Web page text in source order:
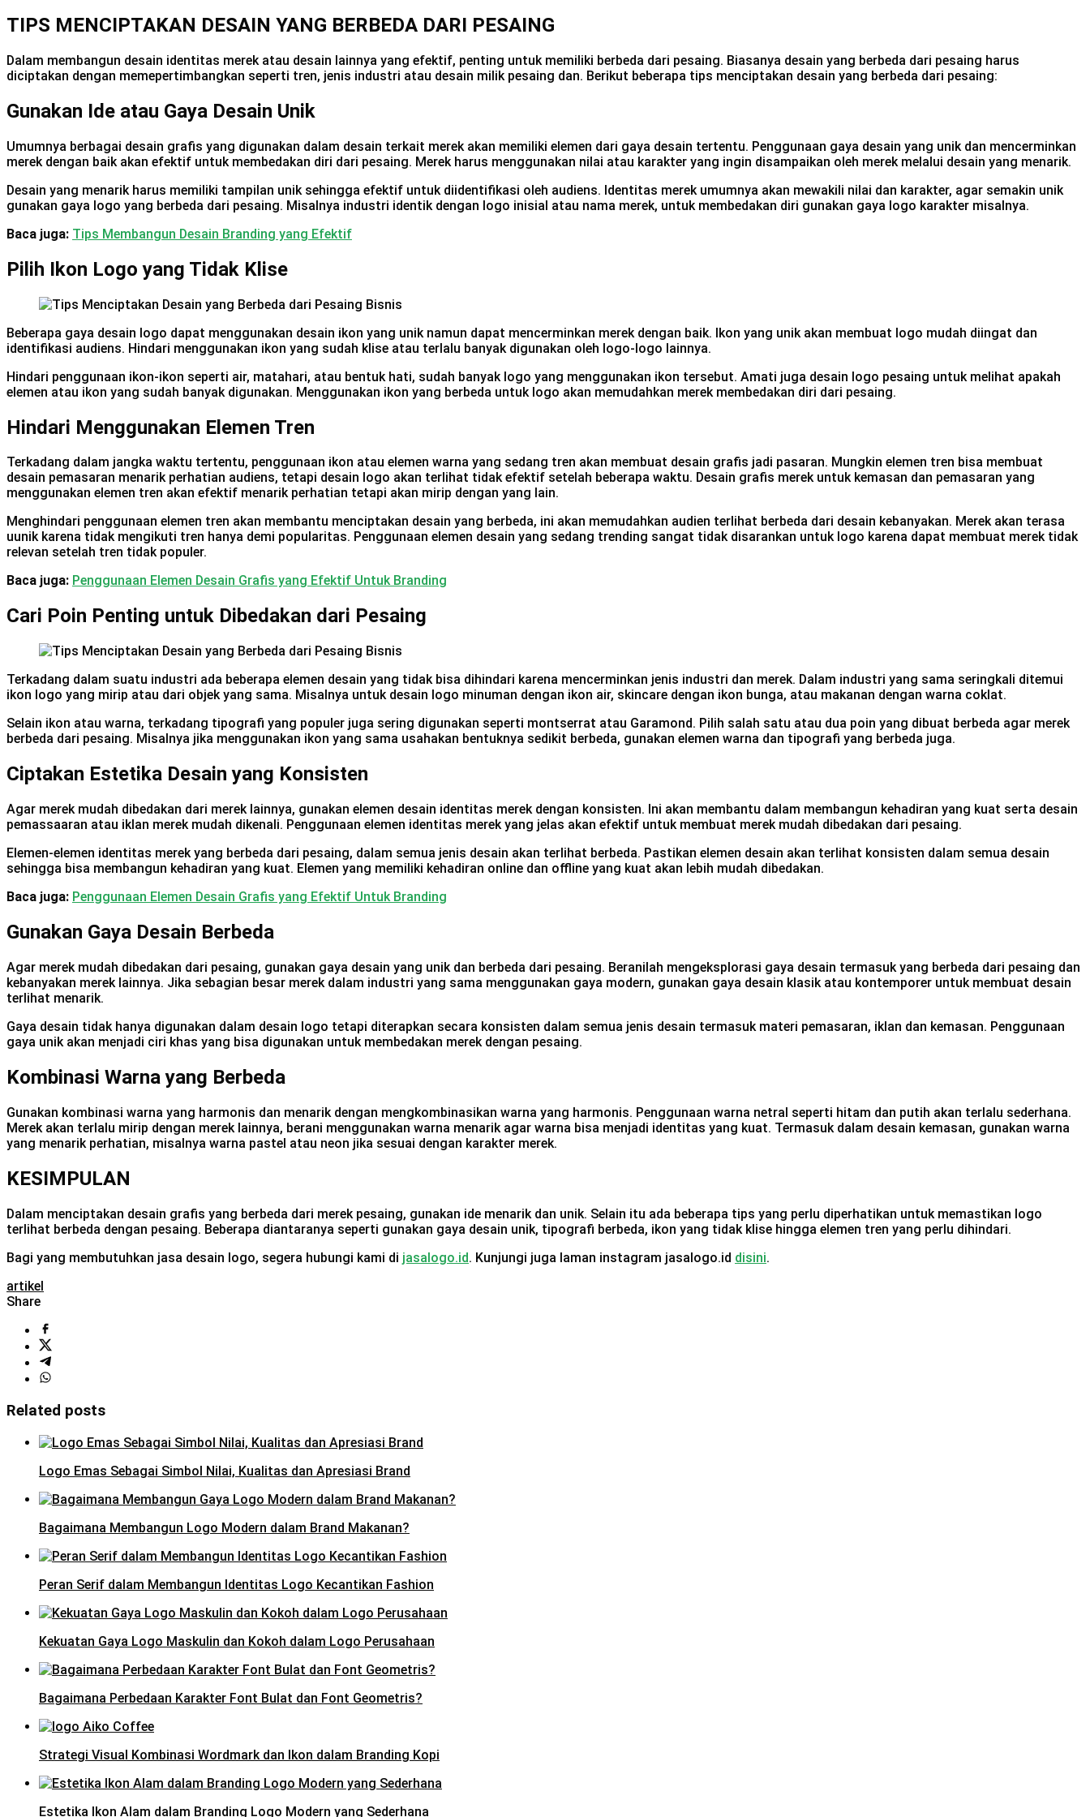
TIPS MENCIPTAKAN DESAIN YANG BERBEDA DARI PESAING
Dalam membangun desain identitas merek atau desain lainnya yang efektif, penting untuk memiliki berbeda dari pesaing. Biasanya desain yang berbeda dari pesaing harus
diciptakan dengan memepertimbangkan seperti tren, jenis industri atau desain milik pesaing dan. Berikut beberapa tips menciptakan desain yang berbeda dari pesaing:
Gunakan Ide atau Gaya Desain Unik
Umumnya berbagai desain grafis yang digunakan dalam desain terkait merek akan memiliki elemen dari gaya desain tertentu. Penggunaan gaya desain yang unik dan mencerminkan
merek dengan baik akan efektif untuk membedakan diri dari pesaing. Merek harus menggunakan nilai atau karakter yang ingin disampaikan oleh merek melalui desain yang menarik.
Desain yang menarik harus memiliki tampilan unik sehingga efektif untuk diidentifikasi oleh audiens. Identitas merek umumnya akan mewakili nilai dan karakter, agar semakin unik
gunakan gaya logo yang berbeda dari pesaing. Misalnya industri identik dengan logo inisial atau nama merek, untuk membedakan diri gunakan gaya logo karakter misalnya.
Baca juga: Tips Membangun Desain Branding yang Efektif
Pilih Ikon Logo yang Tidak Klise
Beberapa gaya desain logo dapat menggunakan desain ikon yang unik namun dapat mencerminkan merek dengan baik. Ikon yang unik akan membuat logo mudah diingat dan
identifikasi audiens. Hindari menggunakan ikon yang sudah klise atau terlalu banyak digunakan oleh logo-logo lainnya.
Hindari penggunaan ikon-ikon seperti air, matahari, atau bentuk hati, sudah banyak logo yang menggunakan ikon tersebut. Amati juga desain logo pesaing untuk melihat apakah
elemen atau ikon yang sudah banyak digunakan. Menggunakan ikon yang berbeda untuk logo akan memudahkan merek membedakan diri dari pesaing.
Hindari Menggunakan Elemen Tren
Terkadang dalam jangka waktu tertentu, penggunaan ikon atau elemen warna yang sedang tren akan membuat desain grafis jadi pasaran. Mungkin elemen tren bisa membuat
desain pemasaran menarik perhatian audiens, tetapi desain logo akan terlihat tidak efektif setelah beberapa waktu. Desain grafis merek untuk kemasan dan pemasaran yang
menggunakan elemen tren akan efektif menarik perhatian tetapi akan mirip dengan yang lain.
Menghindari penggunaan elemen tren akan membantu menciptakan desain yang berbeda, ini akan memudahkan audien terlihat berbeda dari desain kebanyakan. Merek akan terasa
uunik karena tidak mengikuti tren hanya demi popularitas. Penggunaan elemen desain yang sedang trending sangat tidak disarankan untuk logo karena dapat membuat merek tidak
relevan setelah tren tidak populer.
Baca juga: Penggunaan Elemen Desain Grafis yang Efektif Untuk Branding
Cari Poin Penting untuk Dibedakan dari Pesaing
Terkadang dalam suatu industri ada beberapa elemen desain yang tidak bisa dihindari karena mencerminkan jenis industri dan merek. Dalam industri yang sama seringkali ditemui
ikon logo yang mirip atau dari objek yang sama. Misalnya untuk desain logo minuman dengan ikon air, skincare dengan ikon bunga, atau makanan dengan warna coklat.
Selain ikon atau warna, terkadang tipografi yang populer juga sering digunakan seperti montserrat atau Garamond. Pilih salah satu atau dua poin yang dibuat berbeda agar merek
berbeda dari pesaing. Misalnya jika menggunakan ikon yang sama usahakan bentuknya sedikit berbeda, gunakan elemen warna dan tipografi yang berbeda juga.
Ciptakan Estetika Desain yang Konsisten
Agar merek mudah dibedakan dari merek lainnya, gunakan elemen desain identitas merek dengan konsisten. Ini akan membantu dalam membangun kehadiran yang kuat serta desain
pemassaaran atau iklan merek mudah dikenali. Penggunaan elemen identitas merek yang jelas akan efektif untuk membuat merek mudah dibedakan dari pesaing.
Elemen-elemen identitas merek yang berbeda dari pesaing, dalam semua jenis desain akan terlihat berbeda. Pastikan elemen desain akan terlihat konsisten dalam semua desain
sehingga bisa membangun kehadiran yang kuat. Elemen yang memiliki kehadiran online dan offline yang kuat akan lebih mudah dibedakan.
Baca juga: Penggunaan Elemen Desain Grafis yang Efektif Untuk Branding
Gunakan Gaya Desain Berbeda
Agar merek mudah dibedakan dari pesaing, gunakan gaya desain yang unik dan berbeda dari pesaing. Beranilah mengeksplorasi gaya desain termasuk yang berbeda dari pesaing dan
kebanyakan merek lainnya. Jika sebagian besar merek dalam industri yang sama menggunakan gaya modern, gunakan gaya desain klasik atau kontemporer untuk membuat desain
terlihat menarik.
Gaya desain tidak hanya digunakan dalam desain logo tetapi diterapkan secara konsisten dalam semua jenis desain termasuk materi pemasaran, iklan dan kemasan. Penggunaan
gaya unik akan menjadi ciri khas yang bisa digunakan untuk membedakan merek dengan pesaing.
Kombinasi Warna yang Berbeda
Gunakan kombinasi warna yang harmonis dan menarik dengan mengkombinasikan warna yang harmonis. Penggunaan warna netral seperti hitam dan putih akan terlalu sederhana.
Merek akan terlalu mirip dengan merek lainnya, berani menggunakan warna menarik agar warna bisa menjadi identitas yang kuat. Termasuk dalam desain kemasan, gunakan warna
yang menarik perhatian, misalnya warna pastel atau neon jika sesuai dengan karakter merek.
KESIMPULAN
Dalam menciptakan desain grafis yang berbeda dari merek pesaing, gunakan ide menarik dan unik. Selain itu ada beberapa tips yang perlu diperhatikan untuk memastikan logo
terlihat berbeda dengan pesaing. Beberapa diantaranya seperti gunakan gaya desain unik, tipografi berbeda, ikon yang tidak klise hingga elemen tren yang perlu dihindari.
Bagi yang membutuhkan jasa desain logo, segera hubungi kami di jasalogo.id. Kunjungi juga laman instagram jasalogo.id disini.
artikel
Share
Related posts
Logo Emas Sebagai Simbol Nilai, Kualitas dan Apresiasi Brand
Bagaimana Membangun Logo Modern dalam Brand Makanan?
Peran Serif dalam Membangun Identitas Logo Kecantikan Fashion
Kekuatan Gaya Logo Maskulin dan Kokoh dalam Logo Perusahaan
Bagaimana Perbedaan Karakter Font Bulat dan Font Geometris?
Strategi Visual Kombinasi Wordmark dan Ikon dalam Branding Kopi
Estetika Ikon Alam dalam Branding Logo Modern yang Sederhana